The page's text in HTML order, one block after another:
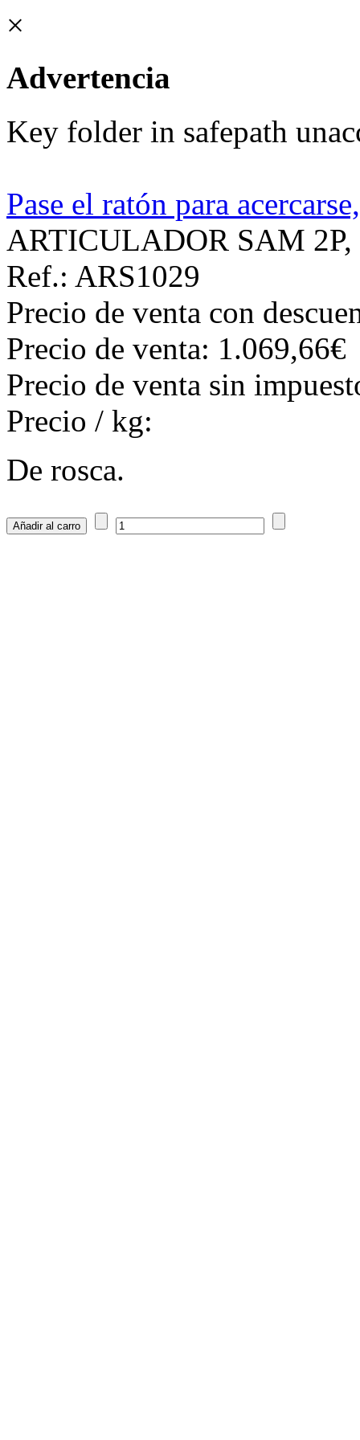
×
Advertencia
Key folder in safepath
Pase el ratón para
ARTICULADOR SAM 2P,
Ref.: ARS1029
Precio de venta con
Precio de venta: 1.069,66€
Precio de venta sin
Precio / kg:
De rosca.